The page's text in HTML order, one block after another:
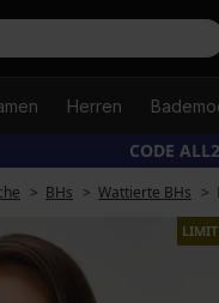
Herren
CODE
BHs Wattierte BHs